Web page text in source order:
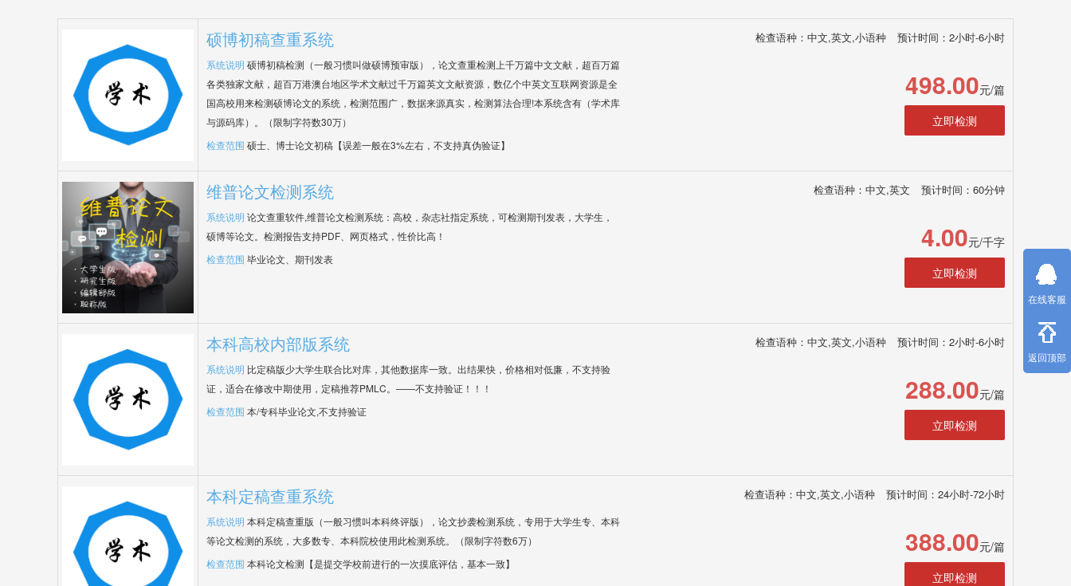
硕博初稿查重系统 检查语种：中文,英文,小语种 预计时间：2小时-6小时
系统说明 硕博初稿检测（一般习惯叫做硕博预审版），论文查重检测上千万篇中文文献，超百万篇
各类独家文献，超百万港澳台地区学术文献过千万篇英文文献资源，数亿个中英文互联网资源是全
国高校用来检测硕博论文的系统，检测范围广，数据来源真实，检测算法合理!本系统含有（学术库
与源码库）。（限制字符数30万）
检查范围 硕士、博士论文初稿【误差一般在3%左右，不支持真伪验证】
498.00元/篇
立即检测
维普论文检测系统 检查语种：中文,英文 预计时间：60分钟
系统说明 论文查重软件,维普论文检测系统：高校，杂志社指定系统，可检测期刊发表，大学生，
硕博等论文。检测报告支持PDF、网页格式，性价比高！
检查范围 毕业论文、期刊发表
4.00元/千字
立即检测
本科高校内部版系统 检查语种：中文,英文,小语种 预计时间：2小时-6小时
系统说明 比定稿版少大学生联合比对库，其他数据库一致。出结果快，价格相对低廉，不支持验
证，适合在修改中期使用，定稿推荐PMLC。——不支持验证！！！
检查范围 本/专科毕业论文,不支持验证
288.00元/篇
立即检测
本科定稿查重系统 检查语种：中文,英文,小语种 预计时间：24小时-72小时
系统说明 本科定稿查重版（一般习惯叫本科终评版），论文抄袭检测系统，专用于大学生专、本科
等论文检测的系统，大多数专、本科院校使用此检测系统。（限制字符数6万）
检查范围 本科论文检测【是提交学校前进行的一次摸底评估，基本一致】
388.00元/篇
立即检测
在线客服
返回顶部